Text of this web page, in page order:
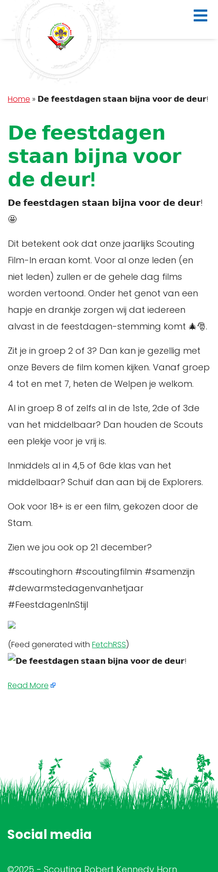
Home » 𝗗𝗲 𝗳𝗲𝗲𝘀𝘁𝗱𝗮𝗴𝗲𝗻 𝘀𝘁𝗮𝗮𝗻 𝗯𝗶𝗷𝗻𝗮 𝘃𝗼𝗼𝗿 𝗱𝗲 𝗱𝗲𝘂𝗿!
𝗗𝗲 𝗳𝗲𝗲𝘀𝘁𝗱𝗮𝗴𝗲𝗻
𝘀𝘁𝗮𝗮𝗻 𝗯𝗶𝗷𝗻𝗮 𝘃𝗼𝗼𝗿
𝗱𝗲 𝗱𝗲𝘂𝗿!
𝗗𝗲 𝗳𝗲𝗲𝘀𝘁𝗱𝗮𝗴𝗲𝗻 𝘀𝘁𝗮𝗮𝗻 𝗯𝗶𝗷𝗻𝗮 𝘃𝗼𝗼𝗿 𝗱𝗲 𝗱𝗲𝘂𝗿!
🤩
Dit betekent ook dat onze jaarlijks Scouting
Film-In eraan komt. Voor al onze leden (en
niet leden) zullen er de gehele dag films
worden vertoond. Onder het genot van een
hapje en drankje zorgen wij dat iedereen
alvast in de feestdagen-stemming komt 🎄🎅.
Zit je in groep 2 of 3? Dan kan je gezellig met
onze Bevers de film komen kijken. Vanaf groep
4 tot en met 7, heten de Welpen je welkom.
Al in groep 8 of zelfs al in de 1ste, 2de of 3de
van het middelbaar? Dan houden de Scouts
een plekje voor je vrij is.
Inmiddels al in 4,5 of 6de klas van het
middelbaar? Schuif dan aan bij de Explorers.
Ook voor 18+ is er een film, gekozen door de
Stam.
Zien we jou ook op 21 december?
#scoutinghorn #scoutingfilmin #samenzijn
#dewarmstedagenvanhetjaar
#FeestdagenInStijl
(Feed generated with FetchRSS)
Read More
Social media
©2025 - Scouting Robert Kennedy Horn